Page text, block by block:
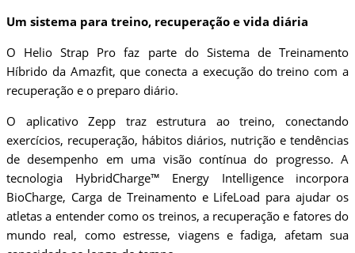
Um sistema para treino, recuperação e vida diária
O Helio Strap Pro faz parte do Sistema de Treinamento
Híbrido da Amazfit, que conecta a execução do treino com a
recuperação e o preparo diário.
O aplicativo Zepp traz estrutura ao treino, conectando
exercícios, recuperação, hábitos diários, nutrição e tendências
de desempenho em uma visão contínua do progresso. A
tecnologia HybridCharge™ Energy Intelligence incorpora
BioCharge, Carga de Treinamento e LifeLoad para ajudar os
atletas a entender como os treinos, a recuperação e fatores do
mundo real, como estresse, viagens e fadiga, afetam sua